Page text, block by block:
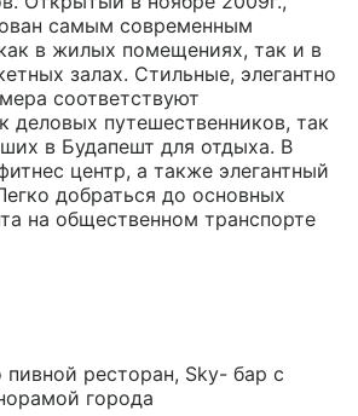
самым современным
в жилых помещениях, так и в
залах. Стильные, элегантно
соответствуют
деловых путешественников, так
в Будапешт для отдыха. В
центр, а также элегантный
добраться до основных
на общественном транспорте
пивной ресторан, Sky- бар с
города